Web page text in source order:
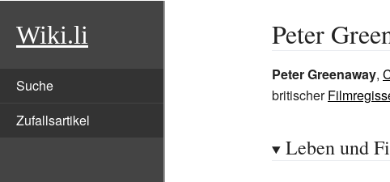
Wiki.li
Suche
Zufallsartikel
Peter
Peter Greenaway,
britischer
Leben und